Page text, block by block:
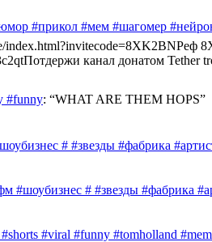
#прикол #мем #шагомер
канал донатом Tether
#funny: “WHAT ARE THEM HOPS”
# #звезды #фабрика
#шоубизнес # #звезды #фабрика
#viral #funny #tomholland